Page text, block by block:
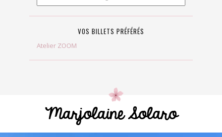
VOS BILLETS PRÉFÉRÉS
Atelier ZOOM
Marjolaine Solaro